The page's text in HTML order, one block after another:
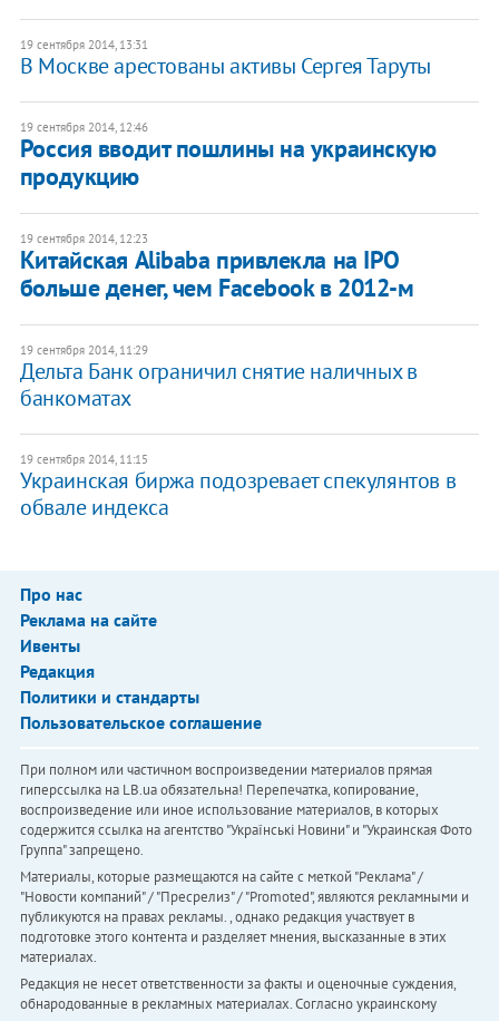
19 сентября 2014, 13:31
В Москве арестованы активы Сергея Таруты
19 сентября 2014, 12:46
Россия вводит пошлины на украинскую
продукцию
19 сентября 2014, 12:23
Китайская Alibaba привлекла на IPO
больше денег, чем Facebook в 2012-м
19 сентября 2014, 11:29
Дельта Банк ограничил снятие наличных в
банкоматах
19 сентября 2014, 11:15
Украинская биржа подозревает спекулянтов в
обвале индекса
Про нас
Реклама на сайте
Ивенты
Редакция
Политики и стандарты
Пользовательское соглашение
При полном или частичном воспроизведении материалов прямая
гиперссылка на LB.ua обязательна! Перепечатка, копирование,
воспроизведение или иное использование материалов, в которых
содержится ссылка на агентство "Українськi Новини" и "Украинская Фото
Группа" запрещено.
Материалы, которые размещаются на сайте с меткой "Реклама" /
"Новости компаний" / "Пресрелиз" / "Promoted", являются рекламными и
публикуются на правах рекламы. , однако редакция участвует в
подготовке этого контента и разделяет мнения, высказанные в этих
материалах.
Редакция не несет ответственности за факты и оценочные суждения,
обнародованные в рекламных материалах. Согласно украинскому